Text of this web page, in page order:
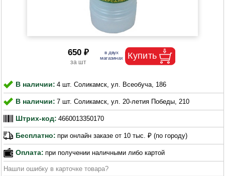
650 ₽
В наличии: 4 шт. Соликамск, ул. Всеобуча, 186
В наличии: 7 шт. Соликамск, ул. 20-летия Победы, 210
Штрих-код: 4660013350170
Бесплатно: при онлайн заказе от 10 тыс. ₽ (по городу)
Оплата: при получении наличными либо картой
Нашли ошибку в карточке товара?